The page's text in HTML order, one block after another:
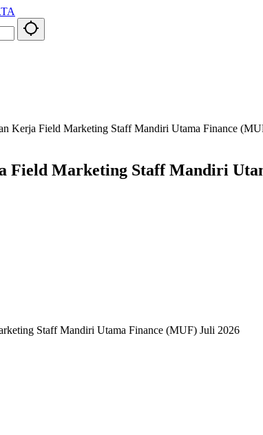
Kerja Field Marketing Staff Mandiri Utama Finance
Field Marketing Staff Mandiri
Staff Mandiri Utama Finance (MUF) Juli 2026